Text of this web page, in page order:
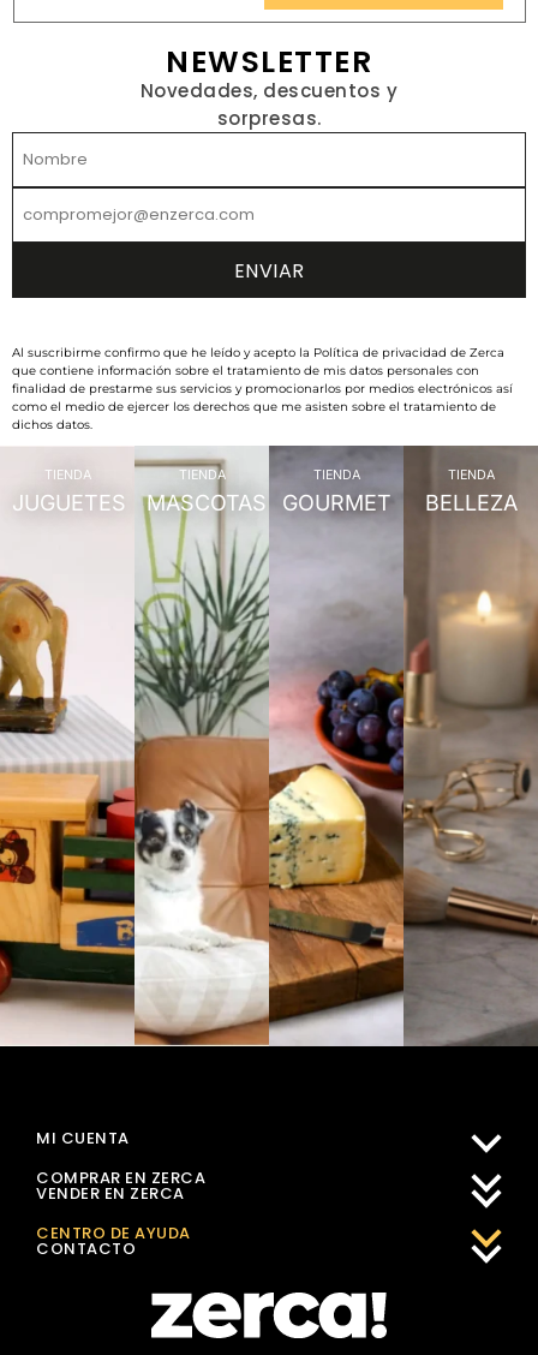
NEWSLETTER
Novedades, descuentos y
sorpresas.
Al suscribirme confirmo que he leído y acepto la Política de privacidad de Zerca
que contiene información sobre el tratamiento de mis datos personales con
finalidad de prestarme sus servicios y promocionarlos por medios electrónicos así
como el medio de ejercer los derechos que me asisten sobre el tratamiento de
dichos datos.
TIENDA
JUGUETES
TIENDA
MASCOTAS
TIENDA
GOURMET
TIENDA
BELLEZA
MI CUENTA
COMPRAR EN ZERCA
VENDER EN ZERCA
CENTRO DE AYUDA
CONTACTO